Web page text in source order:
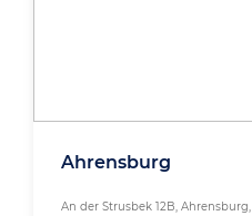
Ahrensburg
An der Strusbek 12B, Ahrensburg,